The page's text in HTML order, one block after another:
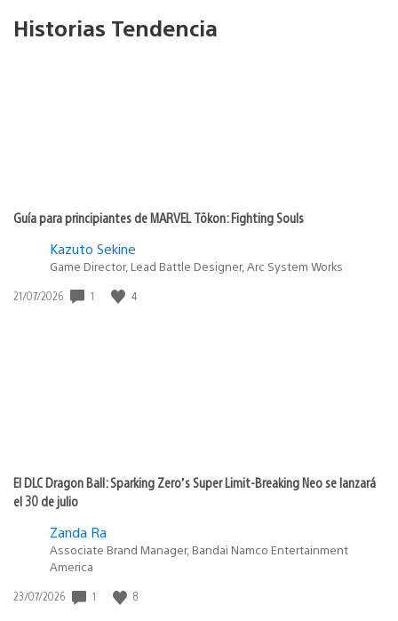
Historias Tendencia
Guía para principiantes de MARVEL Tōkon: Fighting Souls
Kazuto Sekine
Game Director, Lead Battle Designer, Arc System Works
Fecha
21/07/2026 1 4
El DLC Dragon Ball: Sparking Zero’s Super Limit-Breaking Neo se lanzará
el 30 de julio
Zanda Ra
Associate Brand Manager, Bandai Namco Entertainment
America
Fecha
23/07/2026 1 8